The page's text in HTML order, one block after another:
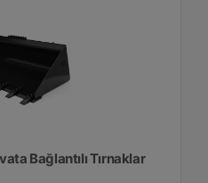
Bağlantılı Tırnaklar